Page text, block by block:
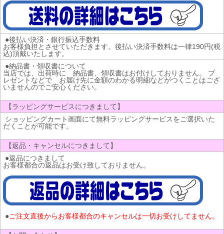
●後払い決済・銀行振込手数料
お客様負担とさせていただきます。後払い決済手数料は一律190円(税
込)頂戴いたします。
●納品書・領収書について
当店では、出荷時に 納品書、領収書はお付けしておりません。 プ
レゼントなどで お届け先に金額のわかる明細などがつくことはござ
いませんのでご安心ください。
【ラッピングサービスにつきまして】
ショッピングカート画面にて無料ラッピングサービスをご選択いた
だくことが可能です。
【返品・キャンセルにつきまして】
●返品につきまして
お客様都合の返品はお受け致しておりません。
●ご注文直後からお客様都合のキャンセルは一切お受けしてません。